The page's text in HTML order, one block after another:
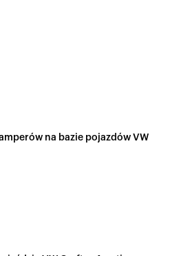
na bazie pojazdów VW